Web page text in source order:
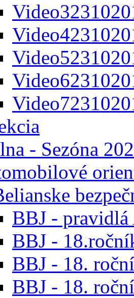
- Sezóna
BBJ - pravidlá
BBJ -
BBJ - 18.
BBJ - 18.